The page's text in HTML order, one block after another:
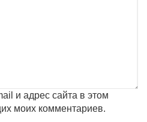
и адрес сайта в этом
моих комментариев.